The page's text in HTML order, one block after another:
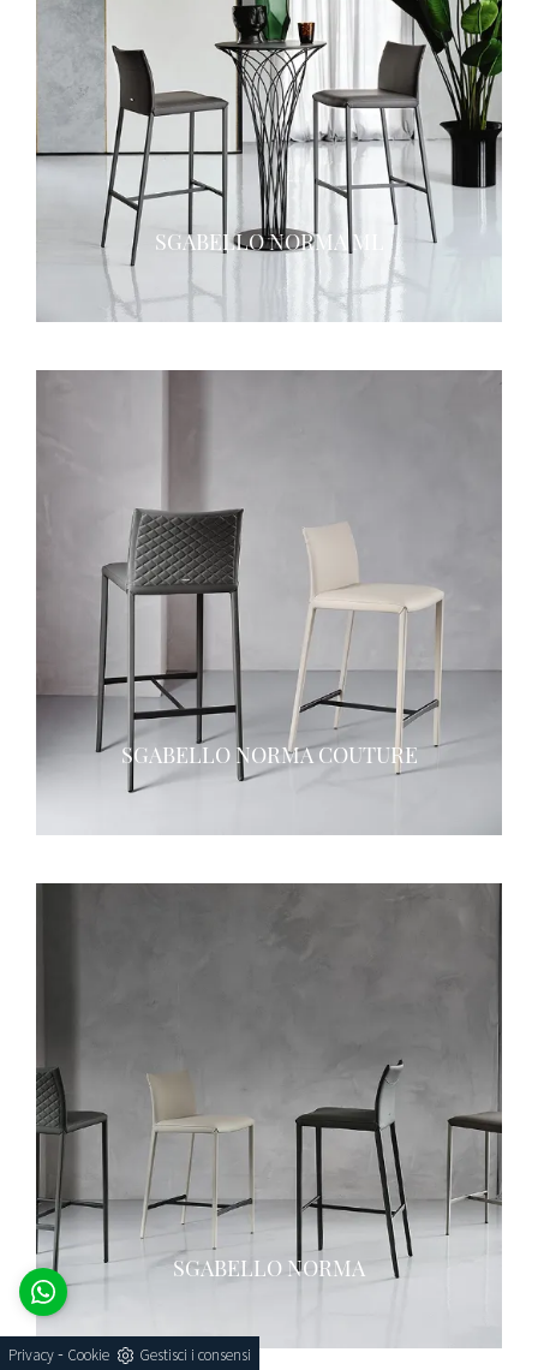
SGABELLO NORMA ML
SGABELLO NORMA COUTURE
SGABELLO NORMA
Privacy- Cookie Gestisci i consensi